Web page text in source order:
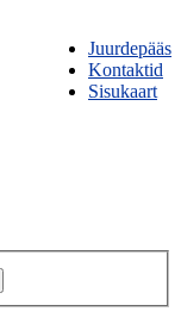
Juurdepääs
Kontaktid
Sisukaart